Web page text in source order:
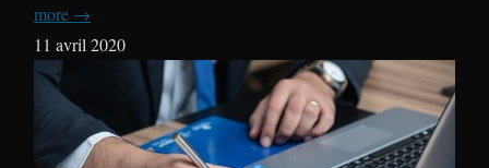
more →
11 avril 2020